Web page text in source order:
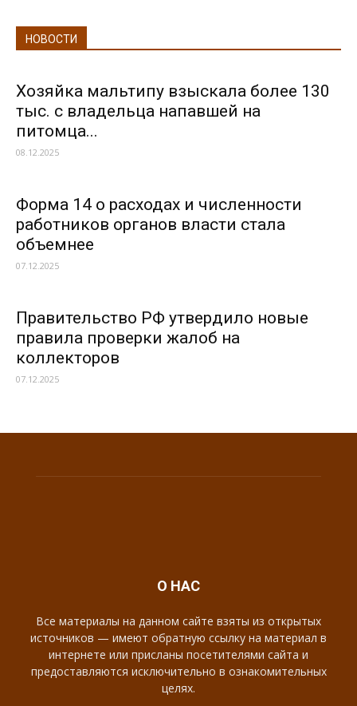
НОВОСТИ
Хозяйка мальтипу взыскала более 130
тыс. с владельца напавшей на
питомца...
08.12.2025
Форма 14 о расходах и численности
работников органов власти стала
объемнее
07.12.2025
Правительство РФ утвердило новые
правила проверки жалоб на
коллекторов
07.12.2025
О НАС
Все материалы на данном сайте взяты из открытых
источников — имеют обратную ссылку на материал в
интернете или присланы посетителями сайта и
предоставляются исключительно в ознакомительных
целях.